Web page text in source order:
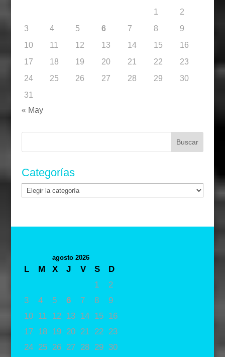
1
2
3
4 5 6 7 8
9
10
11 12 13 14 15
16
17
18 19 20 21 22
23
24
25 26 27 28 29
30
31
« May
Buscar:
Categorías
Categorías
agosto 2026
L M X J V S
D
1
2
3
4 5 6 7 8
9
10
11 12 13 14 15
16
17
18 19 20 21 22
23
24
25 26 27 28 29 30